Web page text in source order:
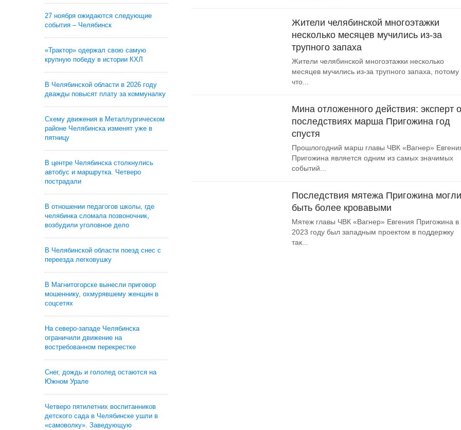
27 ноября ожидаются следующие
события – Челябинск
«Трактор» одержал свою самую
крупную победу в истории КХЛ
В Челябинской области в 2026 году
дважды повысят плату за коммуналку
Схему движения в Металлургическом
районе Челябинска изменят уже в
пятницу
В центре Челябинска столкнулись
автобус и маршрутка. Четверо
пострадали
В отношении педагогов школы, где
челябинка сломала позвоночник,
возбудили уголовное дело
В Челябинской области поезд снес с
переезда легковушку
В Магнитогорске вынесли приговор
мошеннику, охмурявшему женщин в
соцсетях
На северо-западе Челябинска
ограничили движение на
востребованном перекрестке
Снег, дождь и гололед остаются на
Южном Урале
Четверо пятилетних воспитанников
детского сада в Челябинске ушли в
«самоволку». Заведующую
Жители челябинской многоэтажки
несколько месяцев мучились из-за
трупного запаха
Жители челябинской многоэтажки несколько
месяцев мучились из-за трупного запаха, потому
что...
Мина отложенного действия: эксперт о
последствиях марша Пригожина год
спустя
Прошлогодний марш главы ЧВК «Вагнер»
Пригожина является одним из самых значимых
событий...
Последствия мятежа Пригожина могли
быть более кровавыми
Мятеж главы ЧВК «Вагнер» Евгения Пригожина в
2023 году был западным проектом в поддержку
так...